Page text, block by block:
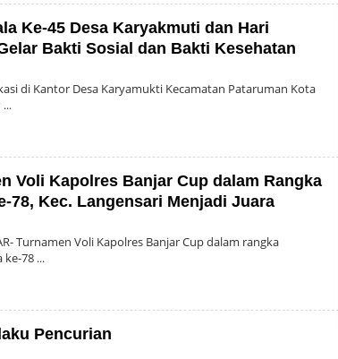
Ke-45 Desa Karyakmuti dan Hari
Bakti Sosial dan Bakti Kesehatan
di Kantor Desa Karyamukti Kecamatan Pataruman Kota
Voli Kapolres Banjar Cup dalam Rangka
78, Kec. Langensari Menjadi Juara
Turnamen Voli Kapolres Banjar Cup dalam rangka
ke-78
Pencurian